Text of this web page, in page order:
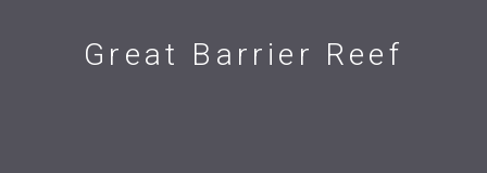
Great Barrier Reef